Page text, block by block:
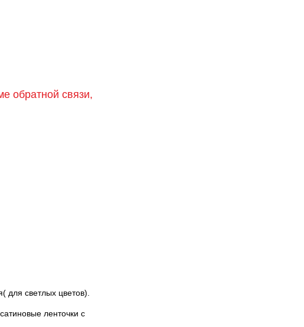
обратной связи,
для светлых цветов).
ленточки с